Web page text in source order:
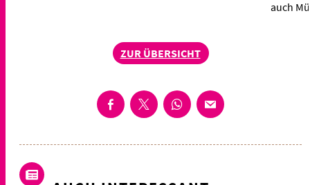
auch
ZUR ÜBERSICHT